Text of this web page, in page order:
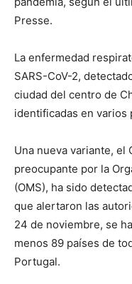
Presse.
La enfermedad
SARS-CoV-2,
ciudad del centro de
identificadas en varios
Una nueva variante, el
preocupante por la
(OMS), ha sido
que alertaron las
24 de noviembre, se
menos 89 países de
Portugal.